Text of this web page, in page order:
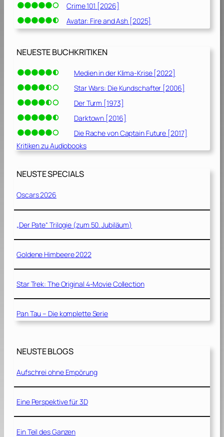
Crime 101 [2026]
Avatar: Fire and Ash [2025]
NEUESTE BUCHKRITIKEN
Medien in der Klima-Krise [2022]
Star Wars: Die Kundschafter [2006]
Der Turm [1973]
Darktown [2016]
Die Rache von Captain Future [2017]
Kritiken zu Audiobooks
NEUSTE SPECIALS
Oscars 2026
„Der Pate“ Trilogie (zum 50. Jubiläum)
Goldene Himbeere 2022
Star Trek: The Original 4-Movie Collection
Pan Tau – Die komplette Serie
NEUSTE BLOGS
Aufschrei ohne Empörung
Eine Perspektive für 3D
Ein Teil des Ganzen